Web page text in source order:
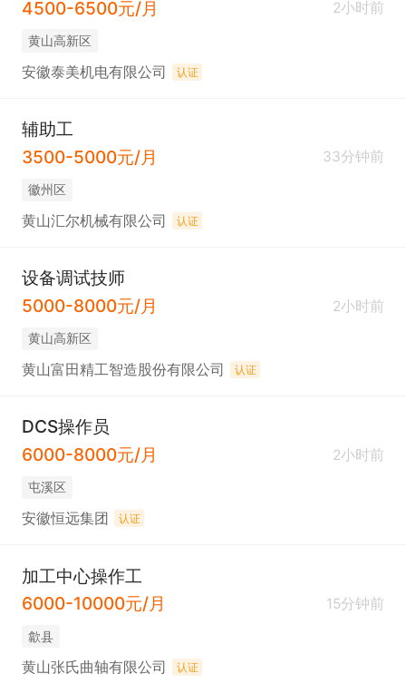
4500-6500元/月 2小时前
黄山高新区
安徽泰美机电有限公司 认证
辅助工
3500-5000元/月
33分钟前
徽州区
黄山汇尔机械有限公司 认证
设备调试技师
5000-8000元/月
2小时前
黄山高新区
黄山富田精工智造股份有限公司 认证
DCS操作员
6000-8000元/月
2小时前
屯溪区
安徽恒远集团 认证
加工中心操作工
6000-10000元/月
15分钟前
歙县
黄山张氏曲轴有限公司 认证